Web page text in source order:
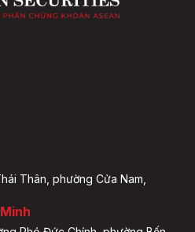
Thân, phường Cửa Nam,